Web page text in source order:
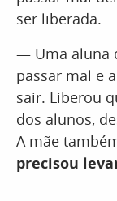
ser liberada.
— Uma aluna
passar mal e
sair. Liberou
dos alunos,
A mãe
precisou